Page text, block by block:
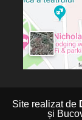
Site realizat de
și